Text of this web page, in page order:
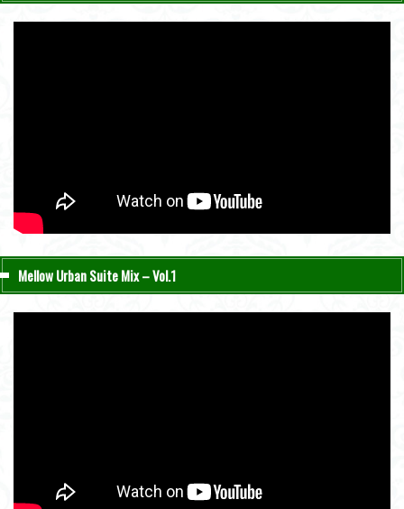
Mellow Urban Suite Mix – Vol.1